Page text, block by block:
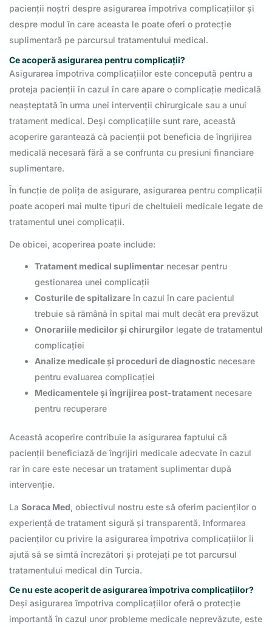
pacienții noștri despre asigurarea împotriva complicațiilor și
despre modul în care aceasta le poate oferi o protecție
suplimentară pe parcursul tratamentului medical.
Ce acoperă asigurarea pentru complicații?
Asigurarea împotriva complicațiilor este concepută pentru a
proteja pacienții în cazul în care apare o complicație medicală
neașteptată în urma unei intervenții chirurgicale sau a unui
tratament medical. Deși complicațiile sunt rare, această
acoperire garantează că pacienții pot beneficia de îngrijirea
medicală necesară fără a se confrunta cu presiuni financiare
suplimentare.
În funcție de polița de asigurare, asigurarea pentru complicații
poate acoperi mai multe tipuri de cheltuieli medicale legate de
tratamentul unei complicații.
De obicei, acoperirea poate include:
Tratament medical suplimentar necesar pentru
gestionarea unei complicații
Costurile de spitalizare în cazul în care pacientul
trebuie să rămână în spital mai mult decât era prevăzut
Onorariile medicilor și chirurgilor legate de tratamentul
complicației
Analize medicale și proceduri de diagnostic necesare
pentru evaluarea complicației
Medicamentele și îngrijirea post-tratament necesare
pentru recuperare
Această acoperire contribuie la asigurarea faptului că
pacienții beneficiază de îngrijiri medicale adecvate în cazul
rar în care este necesar un tratament suplimentar după
intervenție.
La Soraca Med, obiectivul nostru este să oferim pacienților o
experiență de tratament sigură și transparentă. Informarea
pacienților cu privire la asigurarea împotriva complicațiilor îi
ajută să se simtă încrezători și protejați pe tot parcursul
tratamentului medical din Turcia.
Ce nu este acoperit de asigurarea împotriva complicațiilor?
Deși asigurarea împotriva complicațiilor oferă o protecție
importantă în cazul unor probleme medicale neprevăzute, este